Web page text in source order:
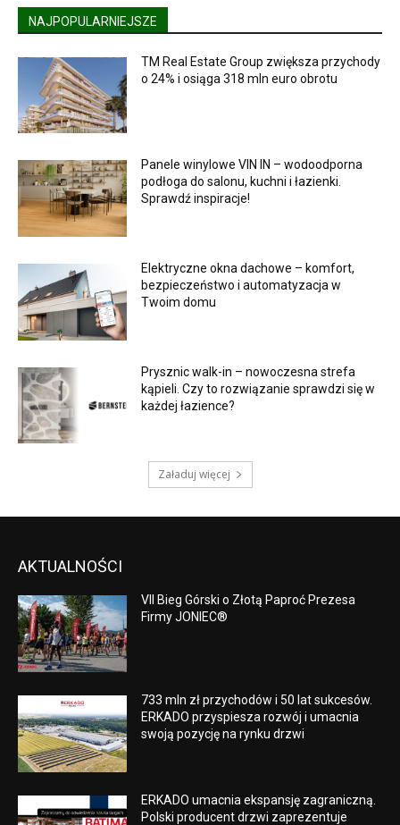
NAJPOPULARNIEJSZE
TM Real Estate Group zwiększa przychody
o 24% i osiąga 318 mln euro obrotu
Panele winylowe VIN IN – wodoodporna
podłoga do salonu, kuchni i łazienki.
Sprawdź inspiracje!
Elektryczne okna dachowe – komfort,
bezpieczeństwo i automatyzacja w
Twoim domu
Prysznic walk-in – nowoczesna strefa
kąpieli. Czy to rozwiązanie sprawdzi się w
każdej łazience?
Załaduj więcej
AKTUALNOŚCI
VII Bieg Górski o Złotą Paproć Prezesa
Firmy JONIEC®
733 mln zł przychodów i 50 lat sukcesów.
ERKADO przyspiesza rozwój i umacnia
swoją pozycję na rynku drzwi
ERKADO umacnia ekspansję zagraniczną.
Polski producent drzwi zaprezentuje